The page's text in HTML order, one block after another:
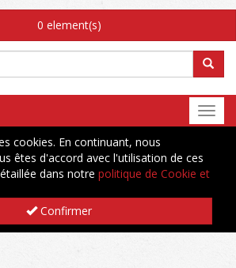
0 element(s)
cookies. En continuant, nous
êtes d'accord avec l'utilisation de ces
dans notre politique de Cookie et
Confirmer